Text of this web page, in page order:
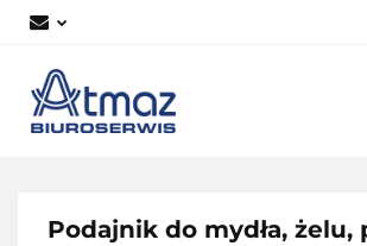
Podajnik do mydła, żelu,